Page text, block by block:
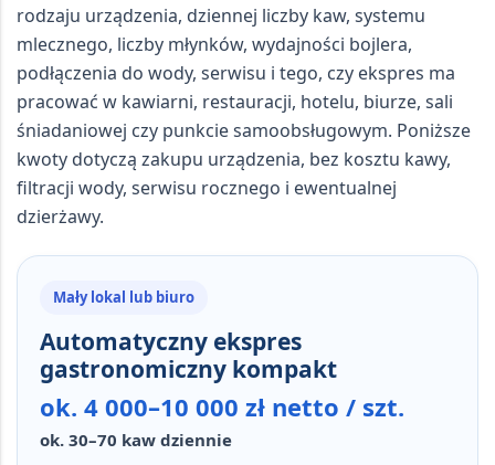
rodzaju urządzenia, dziennej liczby kaw, systemu
mlecznego, liczby młynków, wydajności bojlera,
podłączenia do wody, serwisu i tego, czy ekspres ma
pracować w kawiarni, restauracji, hotelu, biurze, sali
śniadaniowej czy punkcie samoobsługowym. Poniższe
kwoty dotyczą zakupu urządzenia, bez kosztu kawy,
filtracji wody, serwisu rocznego i ewentualnej
dzierżawy.
Mały lokal lub biuro
Automatyczny ekspres
gastronomiczny kompakt
ok. 4 000–10 000 zł netto / szt.
ok. 30–70 kaw dziennie